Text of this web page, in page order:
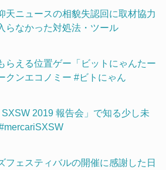
天ニュースの相貌失認回に取材協力
らなかった対処法・ツール
らえる位置ゲー「ビットにゃんたー
クンエコノミー #ビトにゃん
SXSW 2019 報告会」で知る少し未
フェスティバルの開催に感謝した日